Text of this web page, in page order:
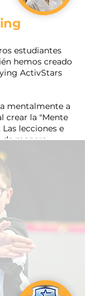
estudiantes
hemos creado
ActivStars
mentalmente a
crear la "Mente
lecciones e
de manera
a
un ataque
Aprenden cómo
responder y
desafíos.